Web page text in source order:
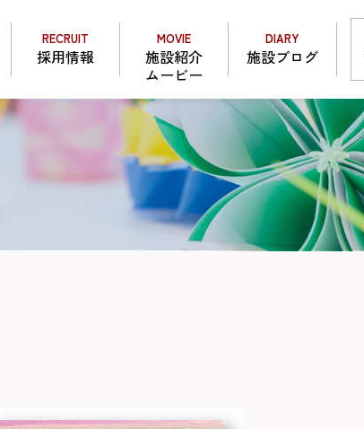
RECRUIT
採用情報
MOVIE
施設紹介
ムービー
DIARY
施設ブログ